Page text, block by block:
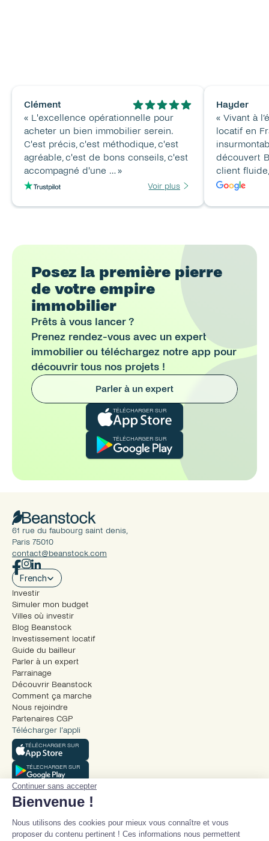
Clément
« L'excellence opérationnelle pour
acheter un bien immobilier serein.
C'est précis, c'est méthodique, c'est
agréable, c'est de bons conseils, c'est
accompagné d'une … »
Voir plus
Hayder
« Vivant à
locatif en
découvert
client
Posez la première pierre
de votre empire
immobilier
Prêts à vous lancer ?
Prenez rendez-vous avec un expert
immobilier ou téléchargez notre app pour
découvrir tous nos projets !
Parler à un expert
TÉLÉCHARGER SUR
TÉLÉCHARGER SUR
61 rue du faubourg saint denis,
Paris 75010
contact@beanstock.com
Select Language
French
Investir
Simuler mon budget
Villes où investir
Blog Beanstock
Investissement locatif
Guide du bailleur
Parler à un expert
Parrainage
Découvrir Beanstock
Comment ça marche
Nous rejoindre
Partenaires CGP
Télécharger l’appli
TÉLÉCHARGER SUR
TÉLECHARGER SUR
Continuer sans accepter
Bienvenue !
Nous utilisons des cookies pour mieux vous connaître et vous
proposer du contenu pertinent ! Ces informations nous permettent